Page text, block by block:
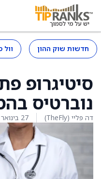
חדשות שוק ההון וול
סיטיגרופ
נוברטיס
דה פליי (TheFly) 27 בינואר 2026